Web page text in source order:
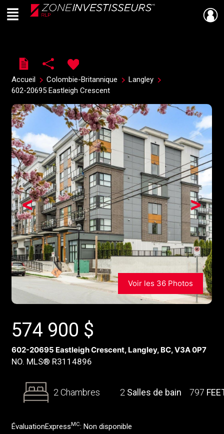
Live
En Direct
Menu
Accueil Colombie-Britannique
Langley
602-20695 Eastleigh Crescent
>
<
Voir les 36 Photos
574 900 $
602-20695 Eastleigh Crescent, Langley, BC, V3A 0P7
NO. MLS® R3114896
2 Chambres 2 Salles de bain 797
ÉvaluationExpress MC: Non disponible